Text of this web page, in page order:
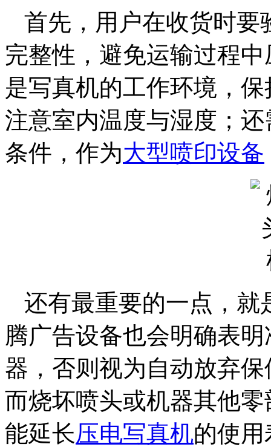
首先，用户在收货时要
完整性，避免运输过程
是写真机的工作环境，
注意室内温度与湿度；
条件，作为大型喷印设备
还有最重要的一点，就
腾广告设备也会明确表
器，否则视为自动放弃
而烧坏喷头或机器其他
能延长压电写真机的使